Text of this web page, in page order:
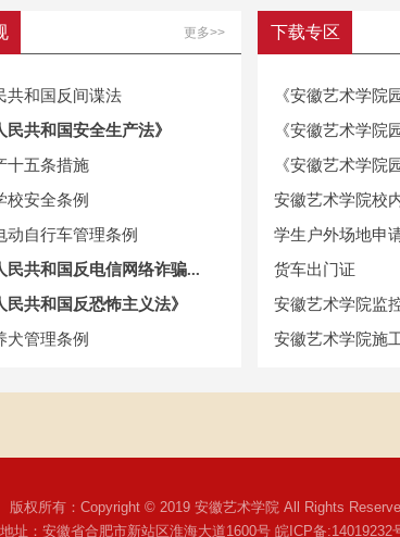
更多>>
共和国反间谍法
民共和国安全生产法》
十五条措施
校安全条例
动自行车管理条例
民共和国反电信网络诈骗...
民共和国反恐怖主义法》
犬管理条例
下载专区
《安徽艺术学院
《安徽艺术学院
《安徽艺术学院
安徽艺术学院校
学生户外场地申
货车出门证
安徽艺术学院监
安徽艺术学院施
版权所有：Copyright © 2019 安徽艺术学院 All Rights
地址：安徽省合肥市新站区淮海大道1600号 皖ICP备:14019232